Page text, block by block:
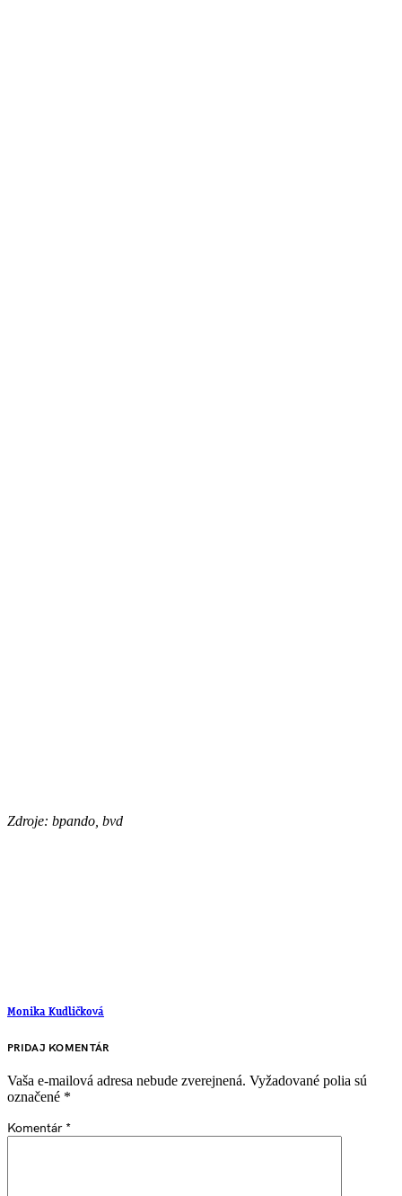
Zdroje: bpando, bvd
Monika Kudličková
PRIDAJ KOMENTÁR
Vaša e-mailová adresa nebude zverejnená. Vyžadované polia sú
označené *
Komentár *